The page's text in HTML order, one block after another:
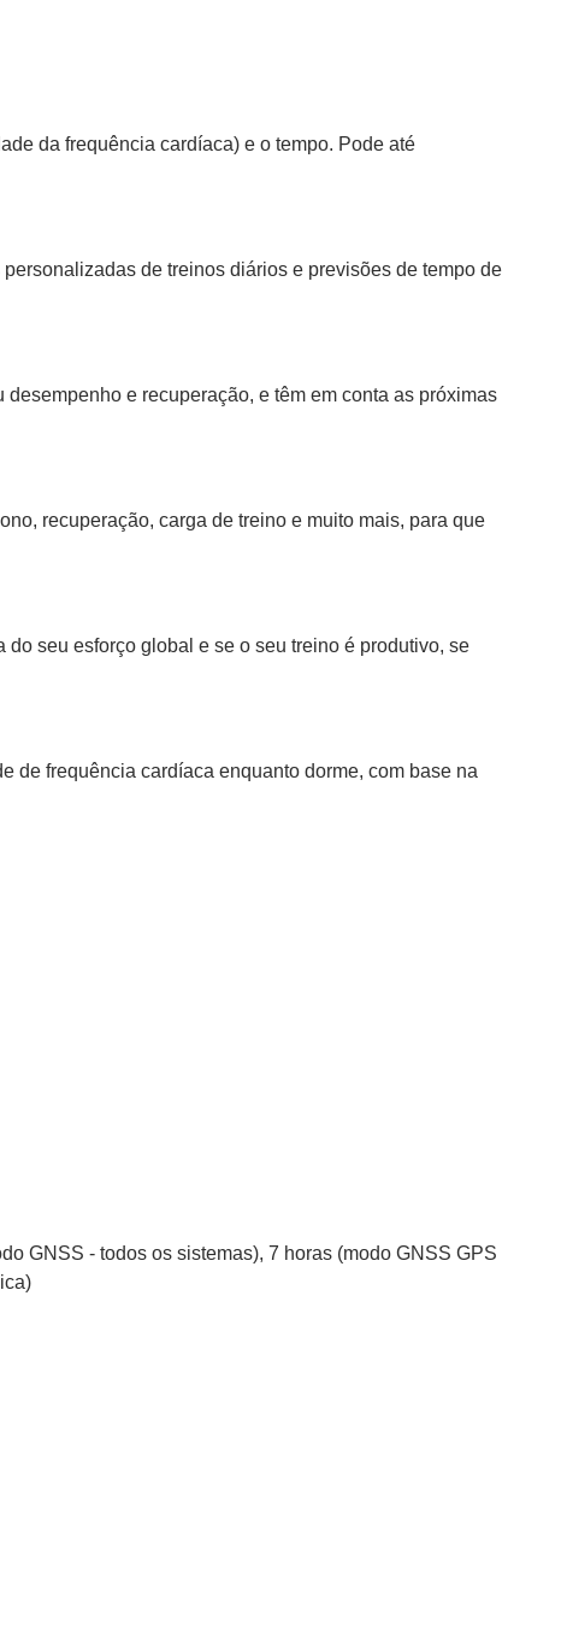
da frequência cardíaca) e o tempo. Pode até
de treinos diários e previsões de tempo de
e recuperação, e têm em conta as próximas
recuperação, carga de treino e muito mais, para que
seu esforço global e se o seu treino é produtivo, se
de frequência cardíaca enquanto dorme, com base na
GNSS - todos os sistemas), 7 horas (modo GNSS GPS